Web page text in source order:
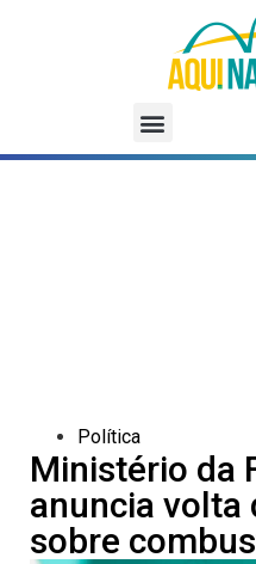
Política
Ministério da
anuncia volta
sobre